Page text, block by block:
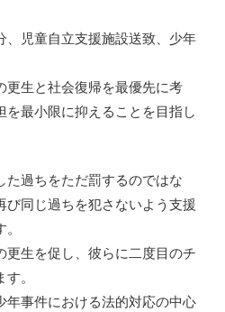
、児童自立支援施設送致、少年
更生と社会復帰を最優先に考
を最小限に抑えることを目指し
た過ちをただ罰するのではな
び同じ過ちを犯さないよう支援
生を促し、彼らに二度目のチ
。
年事件における法的対応の中心